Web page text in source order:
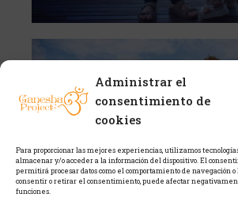
Administrar el
consentimiento de
cookies
Para proporcionar las mejores experiencias, utilizamos tecnologías
almacenar y/o acceder a la información del dispositivo. El
permitirá procesar datos como el comportamiento de navegación o
consentir o retirar el consentimiento, puede afectar
funciones.